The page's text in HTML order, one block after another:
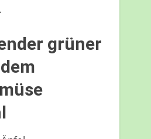
grüner